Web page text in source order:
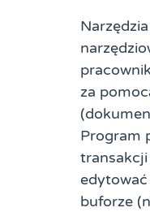
za
Program
buforze